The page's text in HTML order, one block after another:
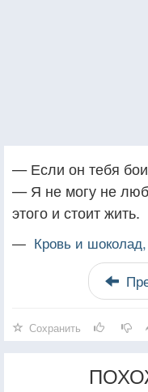
— Если он тебя
— Я не могу не
этого и стоит жить.
— Кровь и шоколад,
Сохранить